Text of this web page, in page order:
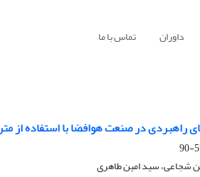
داوران تماس با ما
راهبردی در صنعت هوافضا‌ با استفاده از
شجاعی، سید امین طاهری